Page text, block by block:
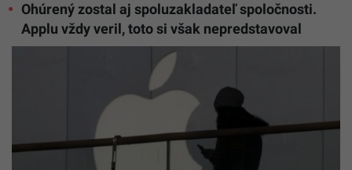
Ohúrený zostal aj spoluzakladateľ spoločnosti.
Applu vždy veril, toto si však nepredstavoval